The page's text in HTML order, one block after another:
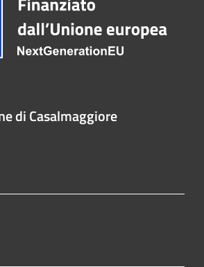
di Casalmaggiore